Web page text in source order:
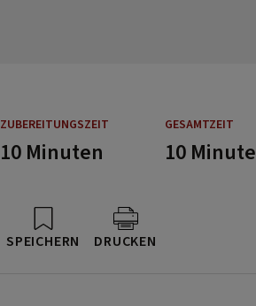
ZUBEREITUNGSZEIT GESAMTZEIT
10 Minuten 10
SPEICHERN DRUCKEN